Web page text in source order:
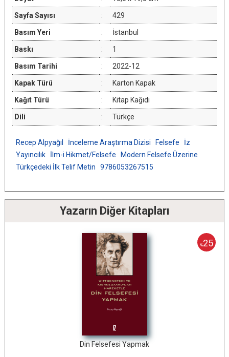
Sayfa Sayısı : 429
Basım Yeri : İstanbul
Baskı : 1
Basım Tarihi : 2022-12
Kapak Türü : Karton Kapak
Kağıt Türü : Kitap Kağıdı
Dili : Türkçe
Recep Alpyağıl İnceleme Araştırma Dizisi Felsefe
İz
Yayıncılık
İlm-i Hikmet/Felsefe
Modern Felsefe Üzerine
Türkçedeki İlk Telif Metin
9786053267515
Yazarın Diğer Kitapları
%25
Din Felsefesi Yapmak